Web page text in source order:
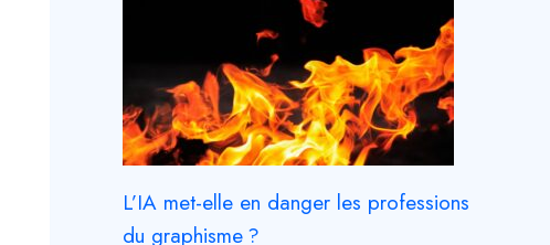
L’IA met-elle en danger les professions
du graphisme ?